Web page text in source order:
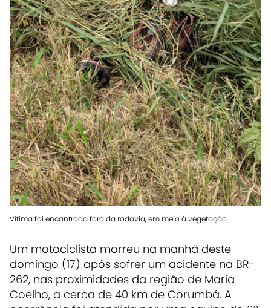
Vítima foi encontrada fora da rodovia, em meio à vegetação
Um motociclista morreu na manhã deste
domingo (17) após sofrer um acidente na BR-
262, nas proximidades da região de Maria
Coelho, a cerca de 40 km de Corumbá. A